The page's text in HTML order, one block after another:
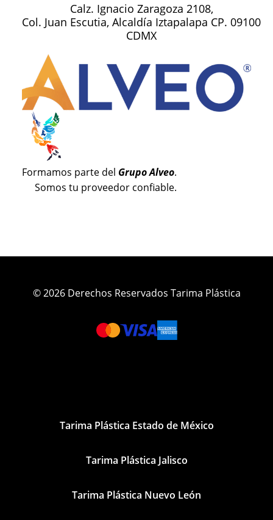
Calz. Ignacio Zaragoza 2108,
Col. Juan Escutia, Alcaldía Iztapalapa CP. 09100
CDMX
Formamos parte del Grupo Alveo.
Somos tu proveedor confiable.
© 2026 Derechos Reservados Tarima Plástica
Tarima Plástica Estado de México
Tarima Plástica Jalisco
Tarima Plástica Nuevo León